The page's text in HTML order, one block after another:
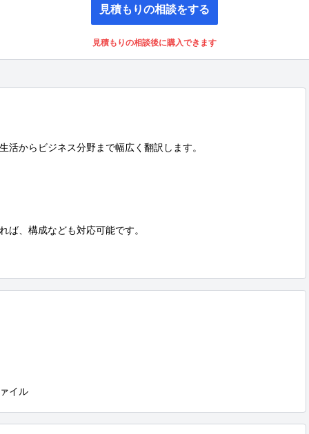
見積もりの相談をする
見積もりの相談後に購入できます
活からビジネス分野まで幅広く翻訳します。
ば、構成なども対応可能です。
イル